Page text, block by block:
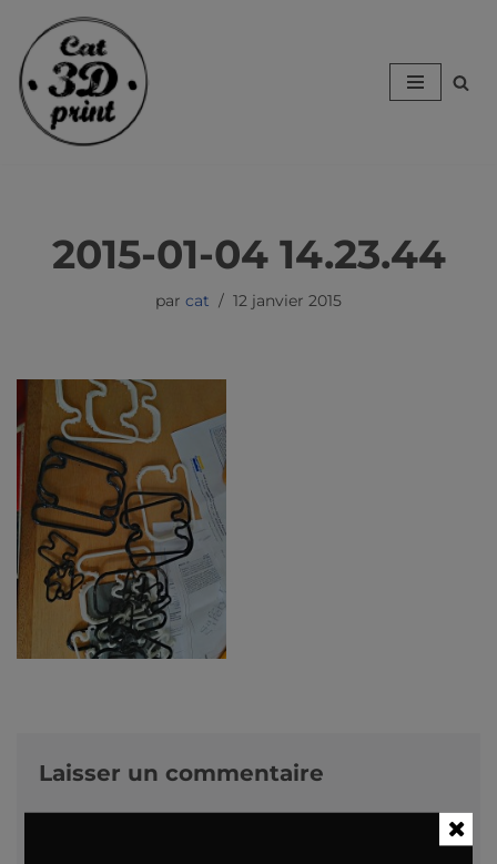
Aller
au
contenu
2015-01-04 14.23.44
par cat 12 janvier 2015
Laisser un commentaire
Votre adresse e-mail ne sera pas publiée. Les